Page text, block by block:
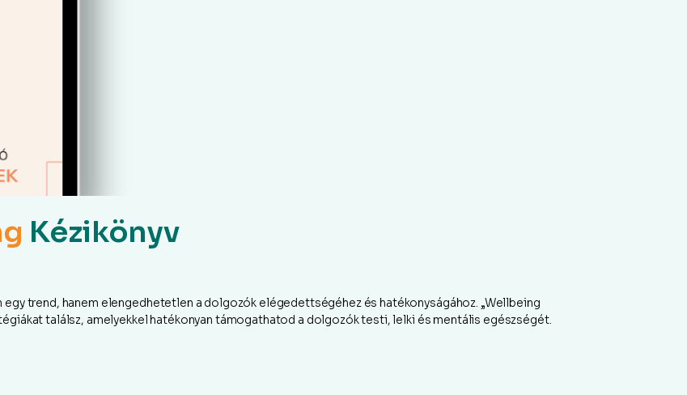
Kézikönyv
egy trend, hanem elengedhetetlen a dolgozók elégedettségéhez és hatékonyságához. „Wellbeing
találsz, amelyekkel hatékonyan támogathatod a dolgozók testi, lelki és mentális egészségét.